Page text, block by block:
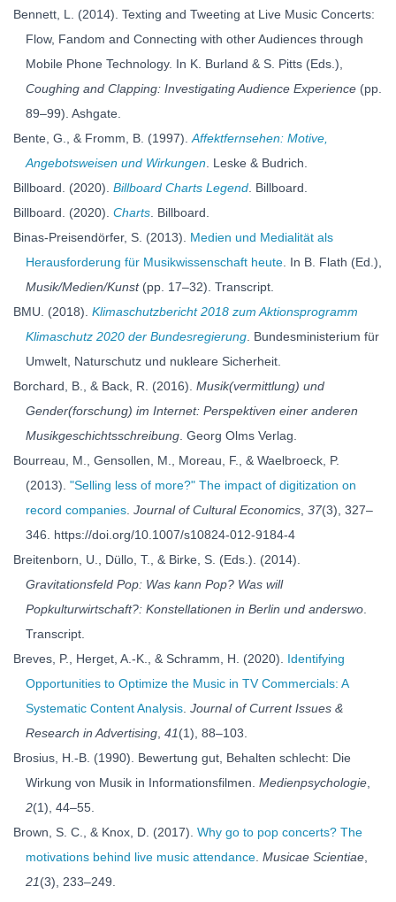
Bennett, L. (2014). Texting and Tweeting at Live Music Concerts:
Flow, Fandom and Connecting with other Audiences through
Mobile Phone Technology. In K. Burland & S. Pitts (Eds.),
Coughing and Clapping: Investigating Audience Experience (pp.
89–99). Ashgate.
Bente, G., & Fromm, B. (1997). Affektfernsehen: Motive,
Angebotsweisen und Wirkungen . Leske & Budrich.
Billboard. (2020). Billboard Charts Legend . Billboard.
Billboard. (2020). Charts . Billboard.
Binas-Preisendörfer, S. (2013). Medien und Medialität als
Herausforderung für Musikwissenschaft heute . In B. Flath (Ed.),
Musik/Medien/Kunst(pp. 17–32). Transcript.
BMU. (2018). Klimaschutzbericht 2018 zum Aktionsprogramm
Klimaschutz 2020 der Bundesregierung . Bundesministerium für
Umwelt, Naturschutz und nukleare Sicherheit.
Borchard, B., & Back, R. (2016). Musik(vermittlung) und
Gender(forschung) im Internet: Perspektiven einer anderen
Musikgeschichtsschreibung . Georg Olms Verlag.
Bourreau, M., Gensollen, M., Moreau, F., & Waelbroeck, P.
(2013). "Selling less of more?" The impact of digitization on
record companies Journal of Cultural Economics 37(3), 327–
346. https://doi.org/10.1007/s10824-012-9184-4
Breitenborn, U., Düllo, T., & Birke, S. (Eds.). (2014).
Gravitationsfeld Pop: Was kann Pop? Was will
Popkulturwirtschaft?: Konstellationen in Berlin und anderswo
Transcript.
Breves, P., Herget, A.-K., & Schramm, H. (2020). Identifying
Opportunities to Optimize the Music in TV Commercials: A
Systematic Content Analysis Journal of Current Issues &
Research in Advertising 41(1), 88–103.
Brosius, H.-B. (1990). Bewertung gut, Behalten schlecht: Die
Wirkung von Musik in Informationsfilmen. Medienpsychologie
2(1), 44–55.
Brown, S. C., & Knox, D. (2017). Why go to pop concerts? The
motivations behind live music attendance Musicae Scientiae
21(3), 233–249.